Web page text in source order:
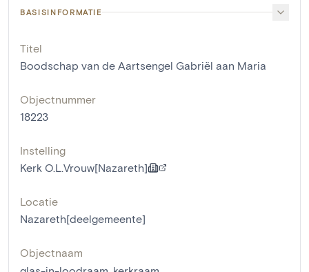
BASISINFORMATIE
Titel
Boodschap van de Aartsengel Gabriël aan Maria
Objectnummer
18223
Instelling
Kerk O.L.Vrouw[Nazareth]
Locatie
Nazareth[deelgemeente]
Objectnaam